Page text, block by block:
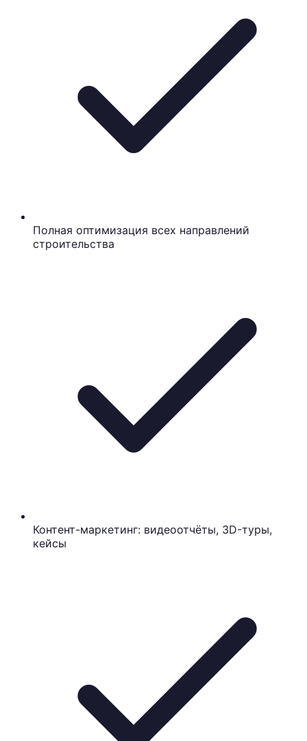
Полная оптимизация всех направлений
строительства
Контент-маркетинг: видеоотчёты, 3D-туры,
кейсы